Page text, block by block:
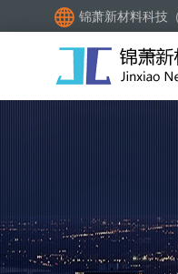
锦萧新材料科技